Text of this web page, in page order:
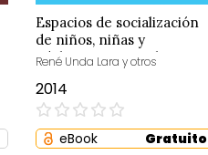
Espacios de socialización
de niños, niñas y
adolescentes en el Centro
del Muchacho Trabajador
René Unda Lara y otros
2014
0%
eBook
Gratuito